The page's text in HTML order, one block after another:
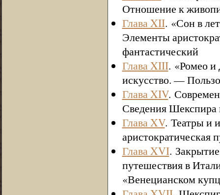
Отношение к
Глава XII. «Сон в
Элементы
фантастический
Глава XIII. «Ромео и
искусство. —
Глава XIV.
Сведения Шекспира
Глава XV. Театры и
аристократическая
Глава XVI.
путешествия в
«Венецианском